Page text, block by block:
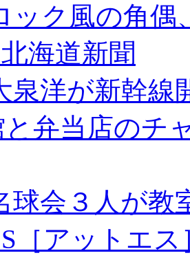
ック風の角偶
海道新聞
泉洋が新幹線
弁当店のチ
球会３人が教
［アットエス